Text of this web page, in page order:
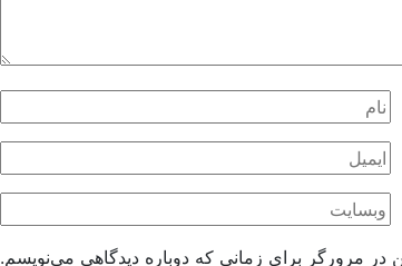
در مرورگر برای زمانی که دوباره دیدگاهی می‌نویسم.